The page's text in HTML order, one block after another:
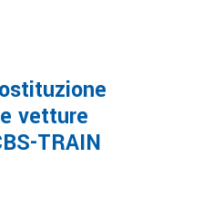
vetture
TRAIN